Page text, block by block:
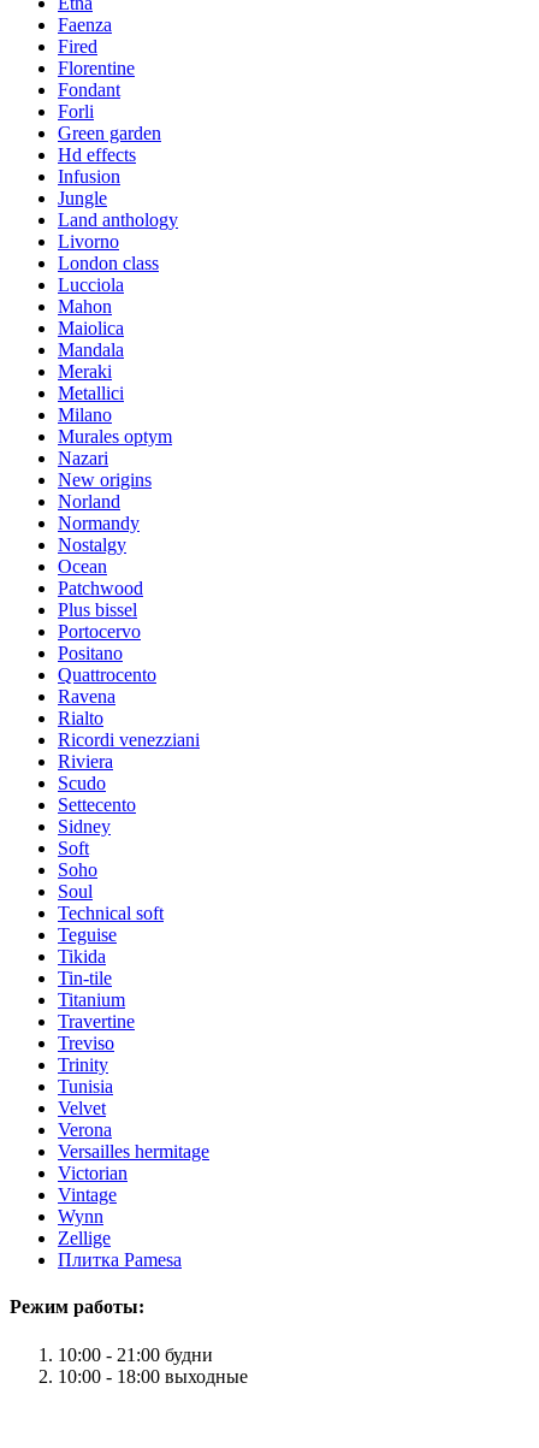
Faenza
Fired
Florentine
Fondant
Forli
Green garden
Hd effects
Infusion
Jungle
Land anthology
Livorno
London class
Lucciola
Mahon
Maiolica
Mandala
Meraki
Metallici
Milano
Murales optym
Nazari
New origins
Norland
Normandy
Nostalgy
Ocean
Patchwood
Plus bissel
Portocervo
Positano
Quattrocento
Ravena
Rialto
Ricordi venezziani
Riviera
Scudo
Settecento
Sidney
Soft
Soho
Soul
Technical soft
Teguise
Tikida
Tin-tile
Titanium
Travertine
Treviso
Trinity
Tunisia
Velvet
Verona
Versailles hermitage
Victorian
Vintage
Wynn
Zellige
Плитка Pamesa
Режим работы:
10:00 - 21:00 будни
10:00 - 18:00 выходные